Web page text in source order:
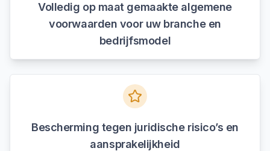
Volledig op maat gemaakte algemene
voorwaarden voor uw branche en
bedrijfsmodel
Bescherming tegen juridische risico’s en
aansprakelijkheid